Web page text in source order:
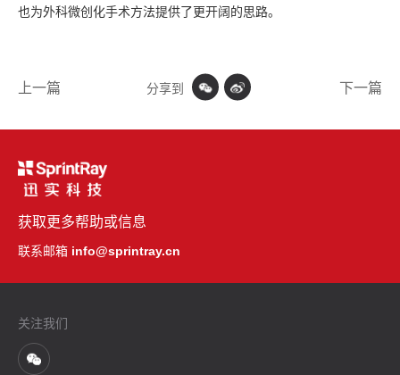
也为外科微创化手术方法提供了更开阔的思路。
上一篇 下一篇
分享到
获取更多帮助或信息
联系邮箱 info@sprintray.cn
关注我们